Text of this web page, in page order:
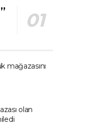
mağazasını
olan